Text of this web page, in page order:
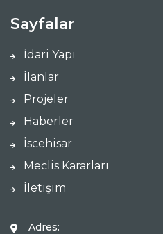
Sayfalar
İdari Yapı
İlanlar
Projeler
Haberler
İscehisar
Meclis Kararları
İletişim
Adres: